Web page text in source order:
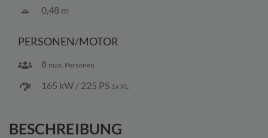
0,48 m
PERSONEN/MOTOR
8 max. Personen
165 kW / 225 PS 1x XL
BESCHREIBUNG